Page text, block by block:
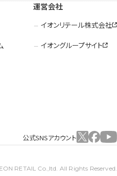
運営会社
イオンリテール株式会社
イオングループサイト
公式SNSアカウント
RETAIL Co.,ltd. All Rights Reserved.